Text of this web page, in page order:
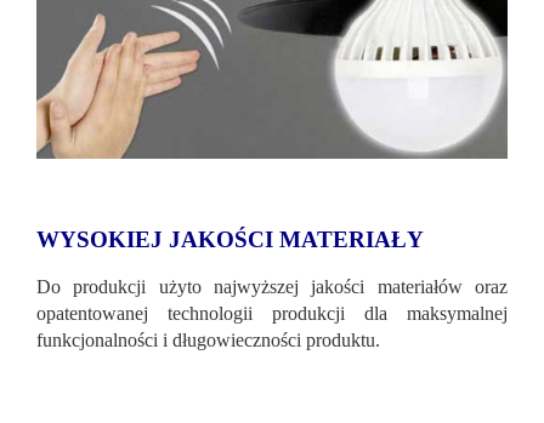
WYSOKIEJ JAKOŚCI MATERIAŁY
Do produkcji użyto najwyższej jakości materiałów oraz
opatentowanej technologii produkcji dla maksymalnej
funkcjonalności i długowieczności produktu.